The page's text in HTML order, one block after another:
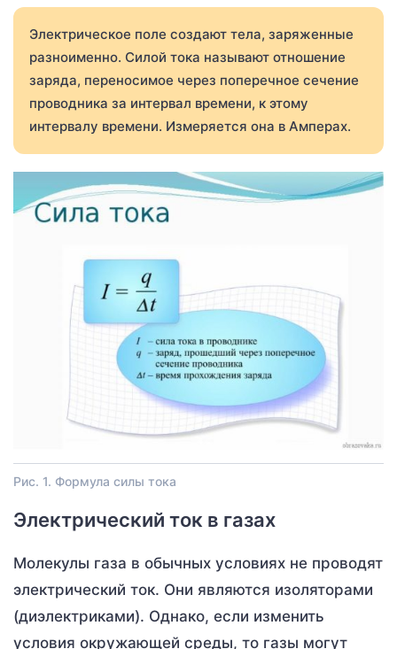
Электрическое поле создают тела, заряженные
разноименно. Силой тока называют отношение
заряда, переносимое через поперечное сечение
проводника за интервал времени, к этому
интервалу времени. Измеряется она в Амперах.
Рис. 1. Формула силы тока
Электрический ток в газах
Молекулы газа в обычных условиях не проводят
электрический ток. Они являются изоляторами
(диэлектриками). Однако, если изменить
условия окружающей среды, то газы могут